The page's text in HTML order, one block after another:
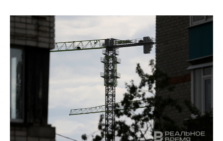
ТОРГОВЫЕ ЦЕНТРЫ
ТАТАРСТАНА
ИНВЕСТИЦИИ
МАШИНОСТРОЕНИЕ
НЕФТЕХИМИЯ
НЕФТЬ
ОПК
ЭНЕРГЕТИКА
НОВОСТИ БИЗНЕСА
РОЗНИЧНАЯ ТОРГОВЛЯ
ТРАНСПОРТ
ТЕХНОЛОГИИ
НОВОСТИ ТЕХНОЛОГИЙ
IT
ТЕЛЕКОММУНИКАЦИИ
МЕРОПРИЯТИЯ
НОВОСТИ МЕРОПРИЯТИЙ
БИЗНЕС-БРАНЧИ
СПОРТ
ФУТБОЛ
ОБЩЕСТВО
НОВОСТИ ОБЩЕСТВА
ФОТОГАЛЕРЕЯ